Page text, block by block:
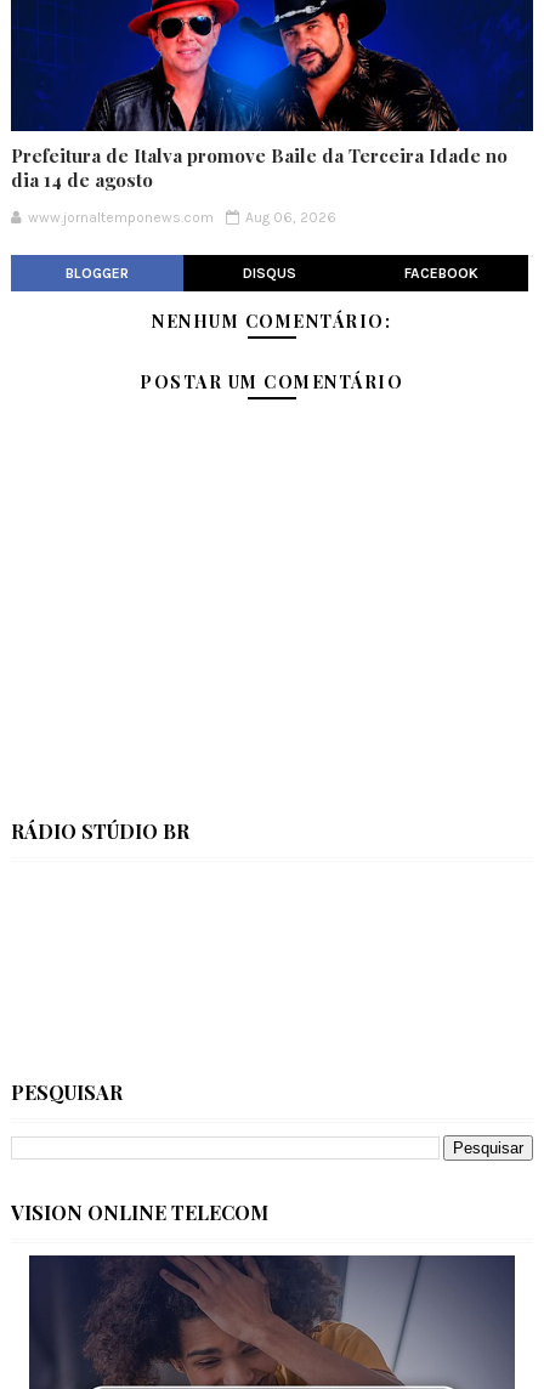
Prefeitura de Italva promove Baile da Terceira Idade no
dia 14 de agosto
www.jornaltemponews.com Aug 06, 2026
BLOGGER DISQUS FACEBOOK
NENHUM COMENTÁRIO:
POSTAR UM COMENTÁRIO
RÁDIO STÚDIO BR
PESQUISAR
VISION ONLINE TELECOM